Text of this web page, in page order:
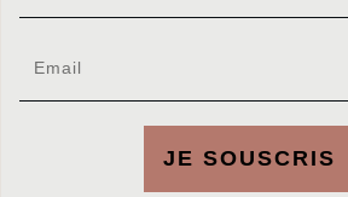
JE SOUSCRIS